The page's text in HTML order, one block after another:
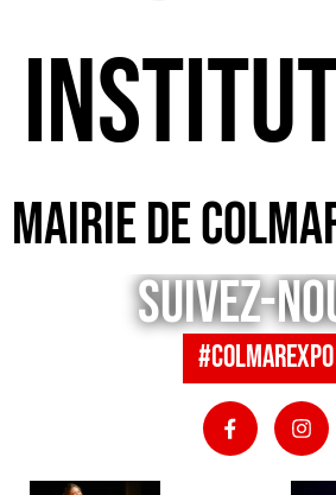
Mairie de
Suivez-
#colmarexpo